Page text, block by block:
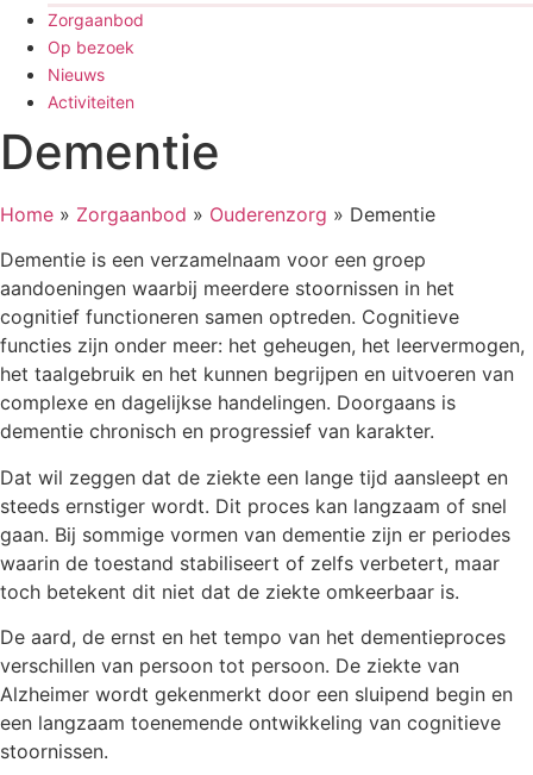
Zorgaanbod
Op bezoek
Nieuws
Activiteiten
Dementie
Home » Zorgaanbod » Ouderenzorg » Dementie
Dementie is een verzamelnaam voor een groep
aandoeningen waarbij meerdere stoornissen in het
cognitief functioneren samen optreden. Cognitieve
functies zijn onder meer: het geheugen, het leervermogen,
het taalgebruik en het kunnen begrijpen en uitvoeren van
complexe en dagelijkse handelingen. Doorgaans is
dementie chronisch en progressief van karakter.
Dat wil zeggen dat de ziekte een lange tijd aansleept en
steeds ernstiger wordt. Dit proces kan langzaam of snel
gaan. Bij sommige vormen van dementie zijn er periodes
waarin de toestand stabiliseert of zelfs verbetert, maar
toch betekent dit niet dat de ziekte omkeerbaar is.
De aard, de ernst en het tempo van het dementieproces
verschillen van persoon tot persoon. De ziekte van
Alzheimer wordt gekenmerkt door een sluipend begin en
een langzaam toenemende ontwikkeling van cognitieve
stoornissen.